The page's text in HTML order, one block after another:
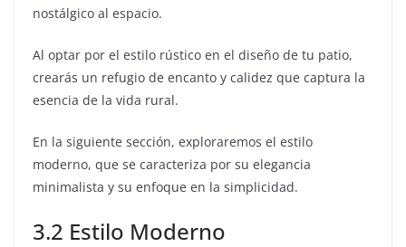
nostálgico al espacio.
Al optar por el estilo rústico en el diseño de tu patio,
crearás un refugio de encanto y calidez que captura la
esencia de la vida rural.
En la siguiente sección, exploraremos el estilo
moderno, que se caracteriza por su elegancia
minimalista y su enfoque en la simplicidad.
3.2 Estilo Moderno